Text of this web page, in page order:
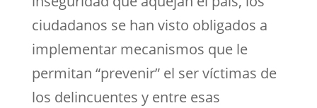
ciudadanos se han visto obligados a
implementar mecanismos que le
permitan “prevenir” el ser víctimas de
los delincuentes y entre esas